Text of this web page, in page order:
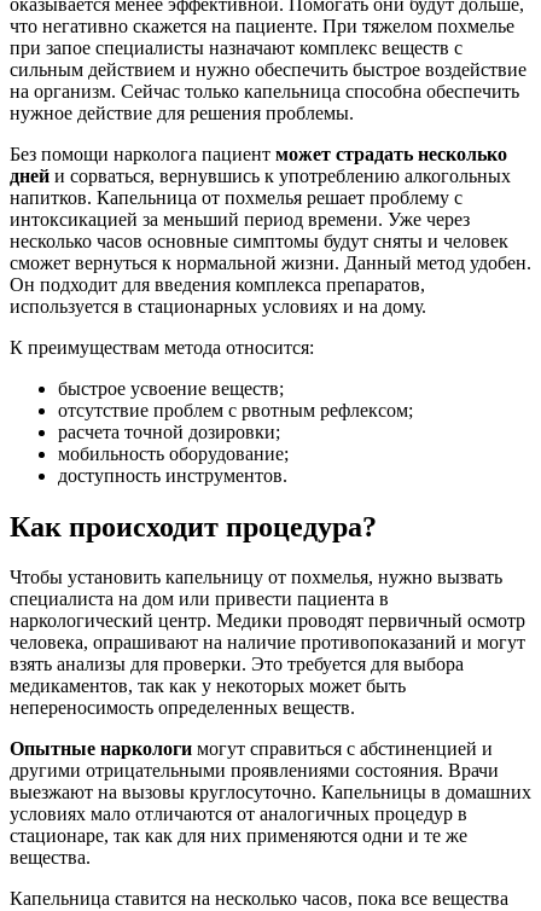
что негативно скажется на пациенте. При тяжелом похмелье
при запое специалисты назначают комплекс веществ с
сильным действием и нужно обеспечить быстрое воздействие
на организм. Сейчас только капельница способна обеспечить
нужное действие для решения проблемы.
Без помощи нарколога пациент может страдать несколько
дней и сорваться, вернувшись к употреблению алкогольных
напитков. Капельница от похмелья решает проблему с
интоксикацией за меньший период времени. Уже через
несколько часов основные симптомы будут сняты и человек
сможет вернуться к нормальной жизни. Данный метод удобен.
Он подходит для введения комплекса препаратов,
используется в стационарных условиях и на дому.
К преимуществам метода относится:
быстрое усвоение веществ;
отсутствие проблем с рвотным рефлексом;
расчета точной дозировки;
мобильность оборудование;
доступность инструментов.
Как происходит процедура?
Чтобы установить капельницу от похмелья, нужно вызвать
специалиста на дом или привести пациента в
наркологический центр. Медики проводят первичный осмотр
человека, опрашивают на наличие противопоказаний и могут
взять анализы для проверки. Это требуется для выбора
медикаментов, так как у некоторых может быть
непереносимость определенных веществ.
Опытные наркологи могут справиться с абстиненцией и
другими отрицательными проявлениями состояния. Врачи
выезжают на вызовы круглосуточно. Капельницы в домашних
условиях мало отличаются от аналогичных процедур в
стационаре, так как для них применяются одни и те же
вещества.
Капельница ставится на несколько часов, пока все вещества